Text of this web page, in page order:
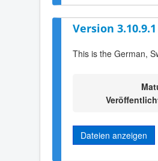
Version 3.10.9.1
This is the German,
Dateien anzeigen